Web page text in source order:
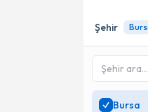
Online
Sadece
uzman ara
Şehir
Bursa